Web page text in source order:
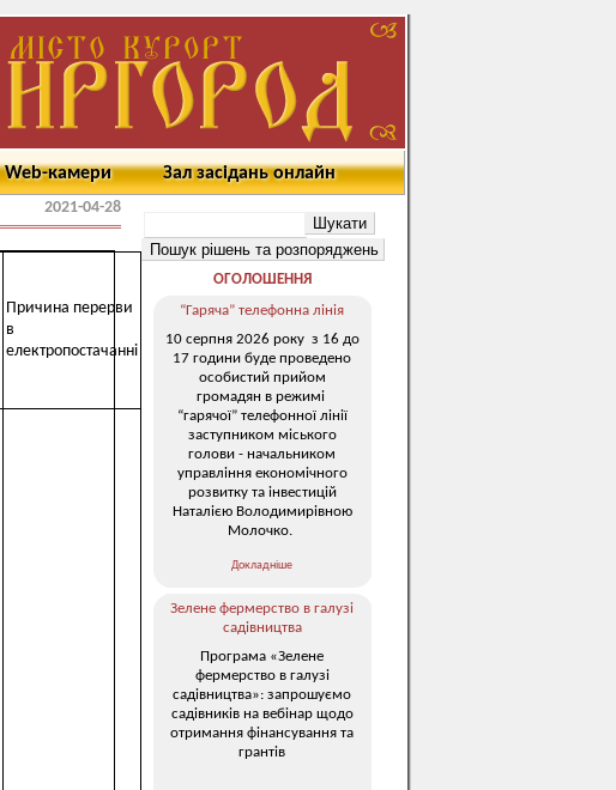
Web-камери Зал засідань онлайн
2021-04-28
Причина перерви
в
електропостачанні
ОГОЛОШЕННЯ
“Гаряча” телефонна лінія
10 серпня 2026 року з 16 до
17 години буде проведено
особистий прийом
громадян в режимі
“гарячої” телефонної лінії
заступником міського
голови - начальником
управління економічного
розвитку та інвестицій
Наталією Володимирівною
Молочко.
Докладніше
Зелене фермерство в галузі
садівництва
Програма «Зелене
фермерство в галузі
садівництва»: запрошуємо
садівників на вебінар щодо
отримання фінансування та
грантів